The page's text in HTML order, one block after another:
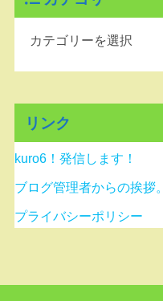
リンク
kuro6！発信します！
ブログ管理者からの挨拶。
プライバシーポリシー